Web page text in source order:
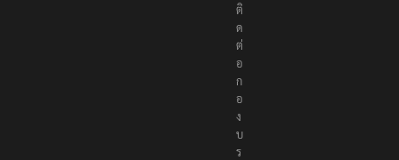
ติ
ด
ต่
อ
ก
อ
ง
บ
ร